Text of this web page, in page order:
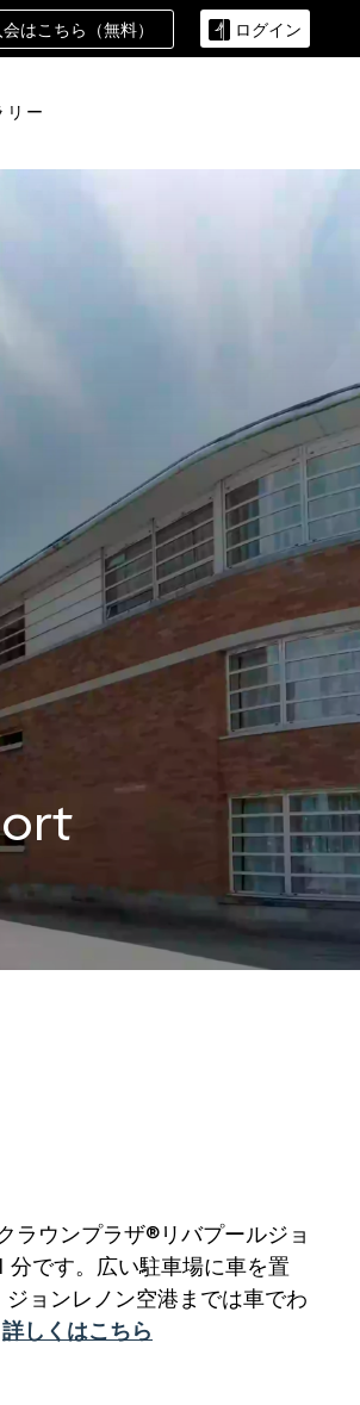
会はこちら（無料） ログイン
リー
ラウンプラザ®リバプールジョ
です。広い駐車場に車を置
ョンレノン空港までは車でわ
詳しくはこちら